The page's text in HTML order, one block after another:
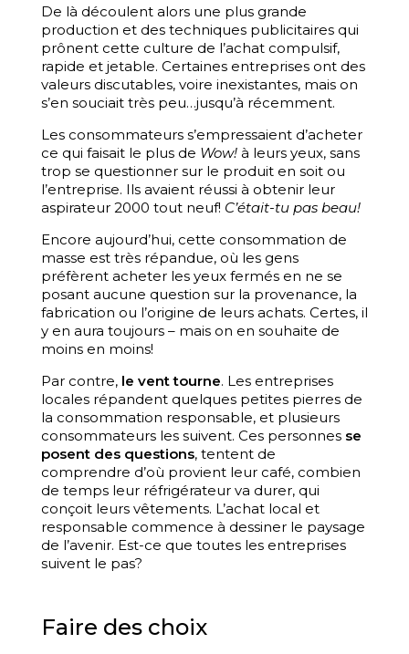
De là découlent alors une plus grande
production et des techniques publicitaires qui
prônent cette culture de l’achat compulsif,
rapide et jetable. Certaines entreprises ont des
valeurs discutables, voire inexistantes, mais on
s’en souciait très peu…jusqu’à récemment.
Les consommateurs s’empressaient d’acheter
ce qui faisait le plus de Wow!à leurs yeux, sans
trop se questionner sur le produit en soit ou
l’entreprise. Ils avaient réussi à obtenir leur
aspirateur 2000 tout neuf! C’était-tu pas beau!
Encore aujourd’hui, cette consommation de
masse est très répandue, où les gens
préfèrent acheter les yeux fermés en ne se
posant aucune question sur la provenance, la
fabrication ou l’origine de leurs achats. Certes, il
y en aura toujours – mais on en souhaite de
moins en moins!
Par contre, le vent tourne. Les entreprises
locales répandent quelques petites pierres de
la consommation responsable, et plusieurs
consommateurs les suivent. Ces personnes se
posent des questions, tentent de
comprendre d’où provient leur café, combien
de temps leur réfrigérateur va durer, qui
conçoit leurs vêtements. L’achat local et
responsable commence à dessiner le paysage
de l’avenir. Est-ce que toutes les entreprises
suivent le pas?
Faire des choix